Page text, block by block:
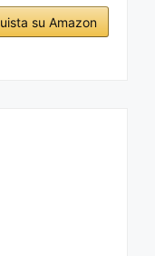
su Amazon